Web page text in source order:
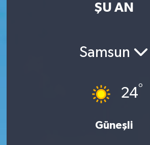
ŞU AN
Samsun
24°
Güneşli